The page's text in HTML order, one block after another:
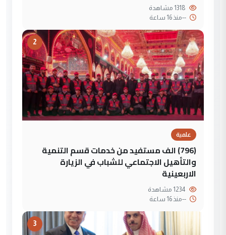
--منذ 16 ساعة
2
علمية
(796) الف مستفيد من خدمات قسم التنمية
والتأهيل الاجتماعي للشباب في الزيارة
الاربعينية
--منذ 16 ساعة
3